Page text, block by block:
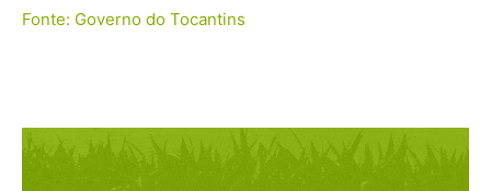
Fonte: Governo do Tocantins